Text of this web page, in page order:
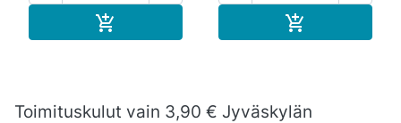
 
Toimituskulut vain 3,90 € Jyväskylän